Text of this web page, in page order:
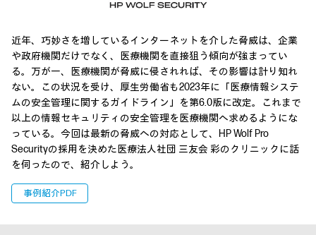
近年、巧妙さを増しているインターネットを介した脅威は、企業
や政府機関だけでなく、医療機関を直接狙う傾向が強まってい
る。万が一、医療機関が脅威に侵されれば、その影響は計り知れ
ない。この状況を受け、厚生労働省も2023年に「医療情報システ
ムの安全管理に関するガイドライン」を第6.0版に改定。これまで
以上の情報セキュリティの安全管理を医療機関へ求めるようにな
っている。今回は最新の脅威への対応として、HP Wolf Pro
Securityの採用を決めた医療法人社団 三友会 彩のクリニックに話
を伺ったので、紹介しよう。
事例紹介PDF